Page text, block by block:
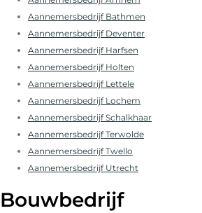
Aannemersbedrijf Bathmen
Aannemersbedrijf Deventer
Aannemersbedrijf Harfsen
Aannemersbedrijf Holten
Aannemersbedrijf Lettele
Aannemersbedrijf Lochem
Aannemersbedrijf Schalkhaar
Aannemersbedrijf Terwolde
Aannemersbedrijf Twello
Aannemersbedrijf Utrecht
Bouwbedrijf